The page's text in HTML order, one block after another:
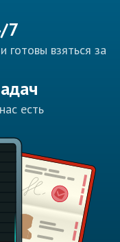
7
готовы взяться за
есть